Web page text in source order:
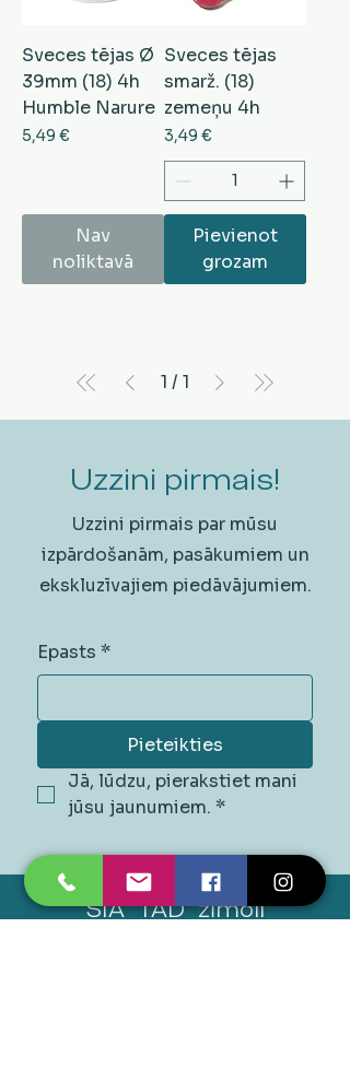
Sveces tējas Ø
39mm (18) 4h
Humble Narure
Cena
5,49 €
Nav
noliktavā
Sveces tējas
smarž. (18)
zemeņu 4h
Cena
3,49 €
Pievienot
grozam
1 / 1
Uzzini pirmais!
Uzzini pirmais par mūsu
izpārdošanām, pasākumiem un
ekskluzīvajiem piedāvājumiem.
Epasts *
Pieteikties
Jā, lūdzu, pierakstiet mani
jūsu jaunumiem. *
SIA "TAD" zīmoli